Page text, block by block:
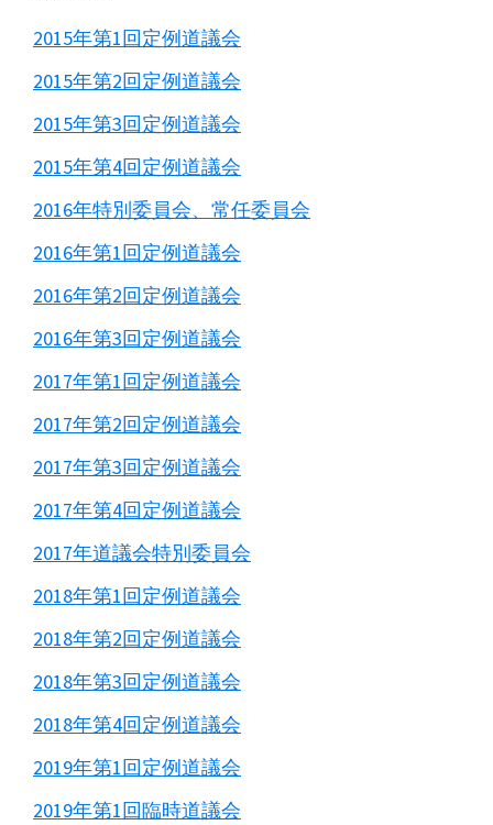
2015年第1回定例道議会
2015年第2回定例道議会
2015年第3回定例道議会
2015年第4回定例道議会
2016年特別委員会、常任委員会
2016年第1回定例道議会
2016年第2回定例道議会
2016年第3回定例道議会
2017年第1回定例道議会
2017年第2回定例道議会
2017年第3回定例道議会
2017年第4回定例道議会
2017年道議会特別委員会
2018年第1回定例道議会
2018年第2回定例道議会
2018年第3回定例道議会
2018年第4回定例道議会
2019年第1回定例道議会
2019年第1回臨時道議会